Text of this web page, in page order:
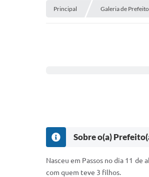
Principal Galeria de
Sobre o(a)
Nasceu em Passos no dia 11 de
com quem teve 3 filhos.